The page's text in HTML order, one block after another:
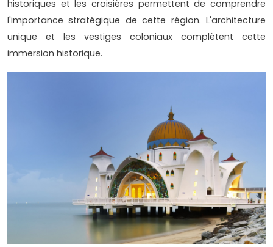
historiques et les croisières permettent de comprendre
l'importance stratégique de cette région. L'architecture
unique et les vestiges coloniaux complètent cette
immersion historique.